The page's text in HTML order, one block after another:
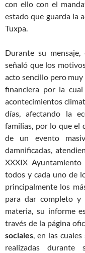
con ello con el
estado que guarda la
Tuxpa.
Durante su mensaje,
señaló que los
acto sencillo pero
financiera por la
acontecimientos
días, afectando la
familias, por lo que el
de un evento
damnificadas,
XXXIX
todos y cada uno de
principalmente los
para dar completo y
materia, su informe
través de la página
sociales, en las
realizadas